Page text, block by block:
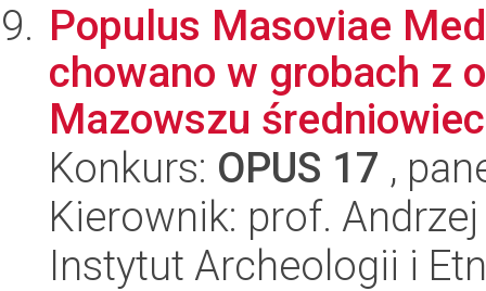
Populus Masoviae
chowano w grobach z
Mazowszu
Konkurs: OPUS 17 ,
Kierownik: prof.
Instytut Archeologii i